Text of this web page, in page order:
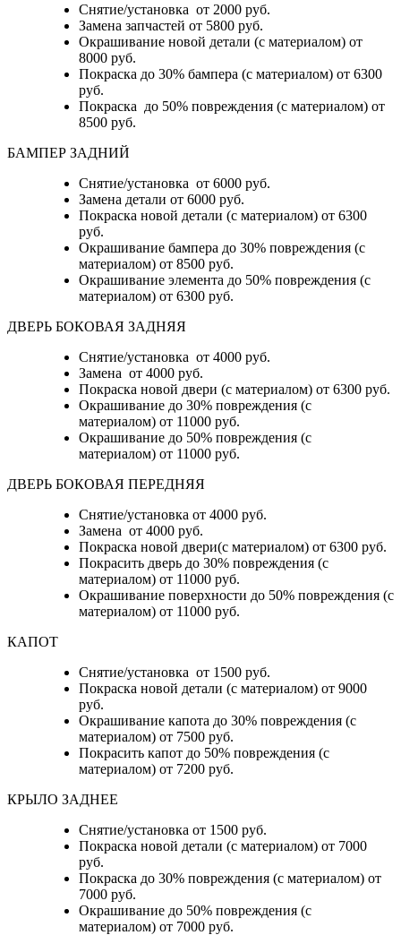
Снятие/установка от 2000 руб.
Замена запчастей от 5800 руб.
Окрашивание новой детали (с материалом) от
8000 руб.
Покраска до 30% бампера (с материалом) от 6300
руб.
Покраска до 50% повреждения (с материалом) от
8500 руб.
БАМПЕР ЗАДНИЙ
Снятие/установка от 6000 руб.
Замена детали от 6000 руб.
Покраска новой детали (с материалом) от 6300
руб.
Окрашивание бампера до 30% повреждения (с
материалом) от 8500 руб.
Окрашивание элемента до 50% повреждения (с
материалом) от 6300 руб.
ДВЕРЬ БОКОВАЯ ЗАДНЯЯ
Снятие/установка от 4000 руб.
Замена от 4000 руб.
Покраска новой двери (с материалом) от 6300 руб.
Окрашивание до 30% повреждения (с
материалом) от 11000 руб.
Окрашивание до 50% повреждения (с
материалом) от 11000 руб.
ДВЕРЬ БОКОВАЯ ПЕРЕДНЯЯ
Снятие/установка от 4000 руб.
Замена от 4000 руб.
Покраска новой двери(с материалом) от 6300 руб.
Покрасить дверь до 30% повреждения (с
материалом) от 11000 руб.
Окрашивание поверхности до 50% повреждения (с
материалом) от 11000 руб.
КАПОТ
Снятие/установка от 1500 руб.
Покраска новой детали (с материалом) от 9000
руб.
Окрашивание капота до 30% повреждения (с
материалом) от 7500 руб.
Покрасить капот до 50% повреждения (с
материалом) от 7200 руб.
КРЫЛО ЗАДНЕЕ
Снятие/установка от 1500 руб.
Покраска новой детали (с материалом) от 7000
руб.
Покраска до 30% повреждения (с материалом) от
7000 руб.
Окрашивание до 50% повреждения (с
материалом) от 7000 руб.